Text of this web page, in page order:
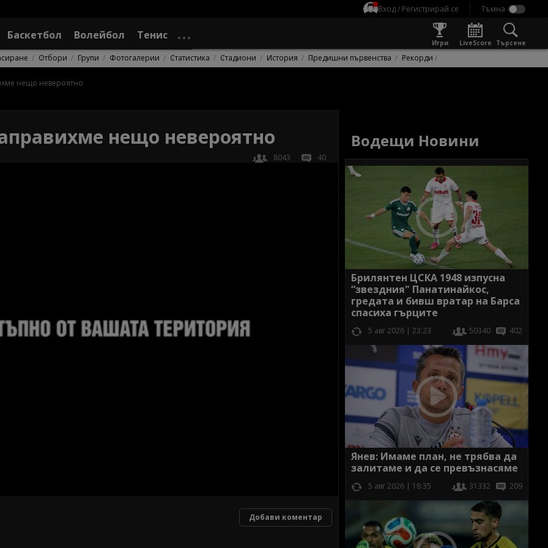
Вход / Регистрирай се
Баскетбол Волейбол Тенис
Игри LiveScore Търсене
Отбори Групи Фотогалерии Статистика Стадиони История Предишни първенства Рекорди
нещо невероятно
нещо невероятно
8043 40
Добави коментар
Водещи Новини
Брилянтен ЦСКА 1948 изпусна
“звездния" Панатинайкос,
гредата и бивш вратар на Барса
спасиха гърците
5 авг 2026 | 23:23 50340 402
Янев: Имаме план, не трябва да
залитаме и да се превъзнасяме
5 авг 2026 | 18:35 31332 209